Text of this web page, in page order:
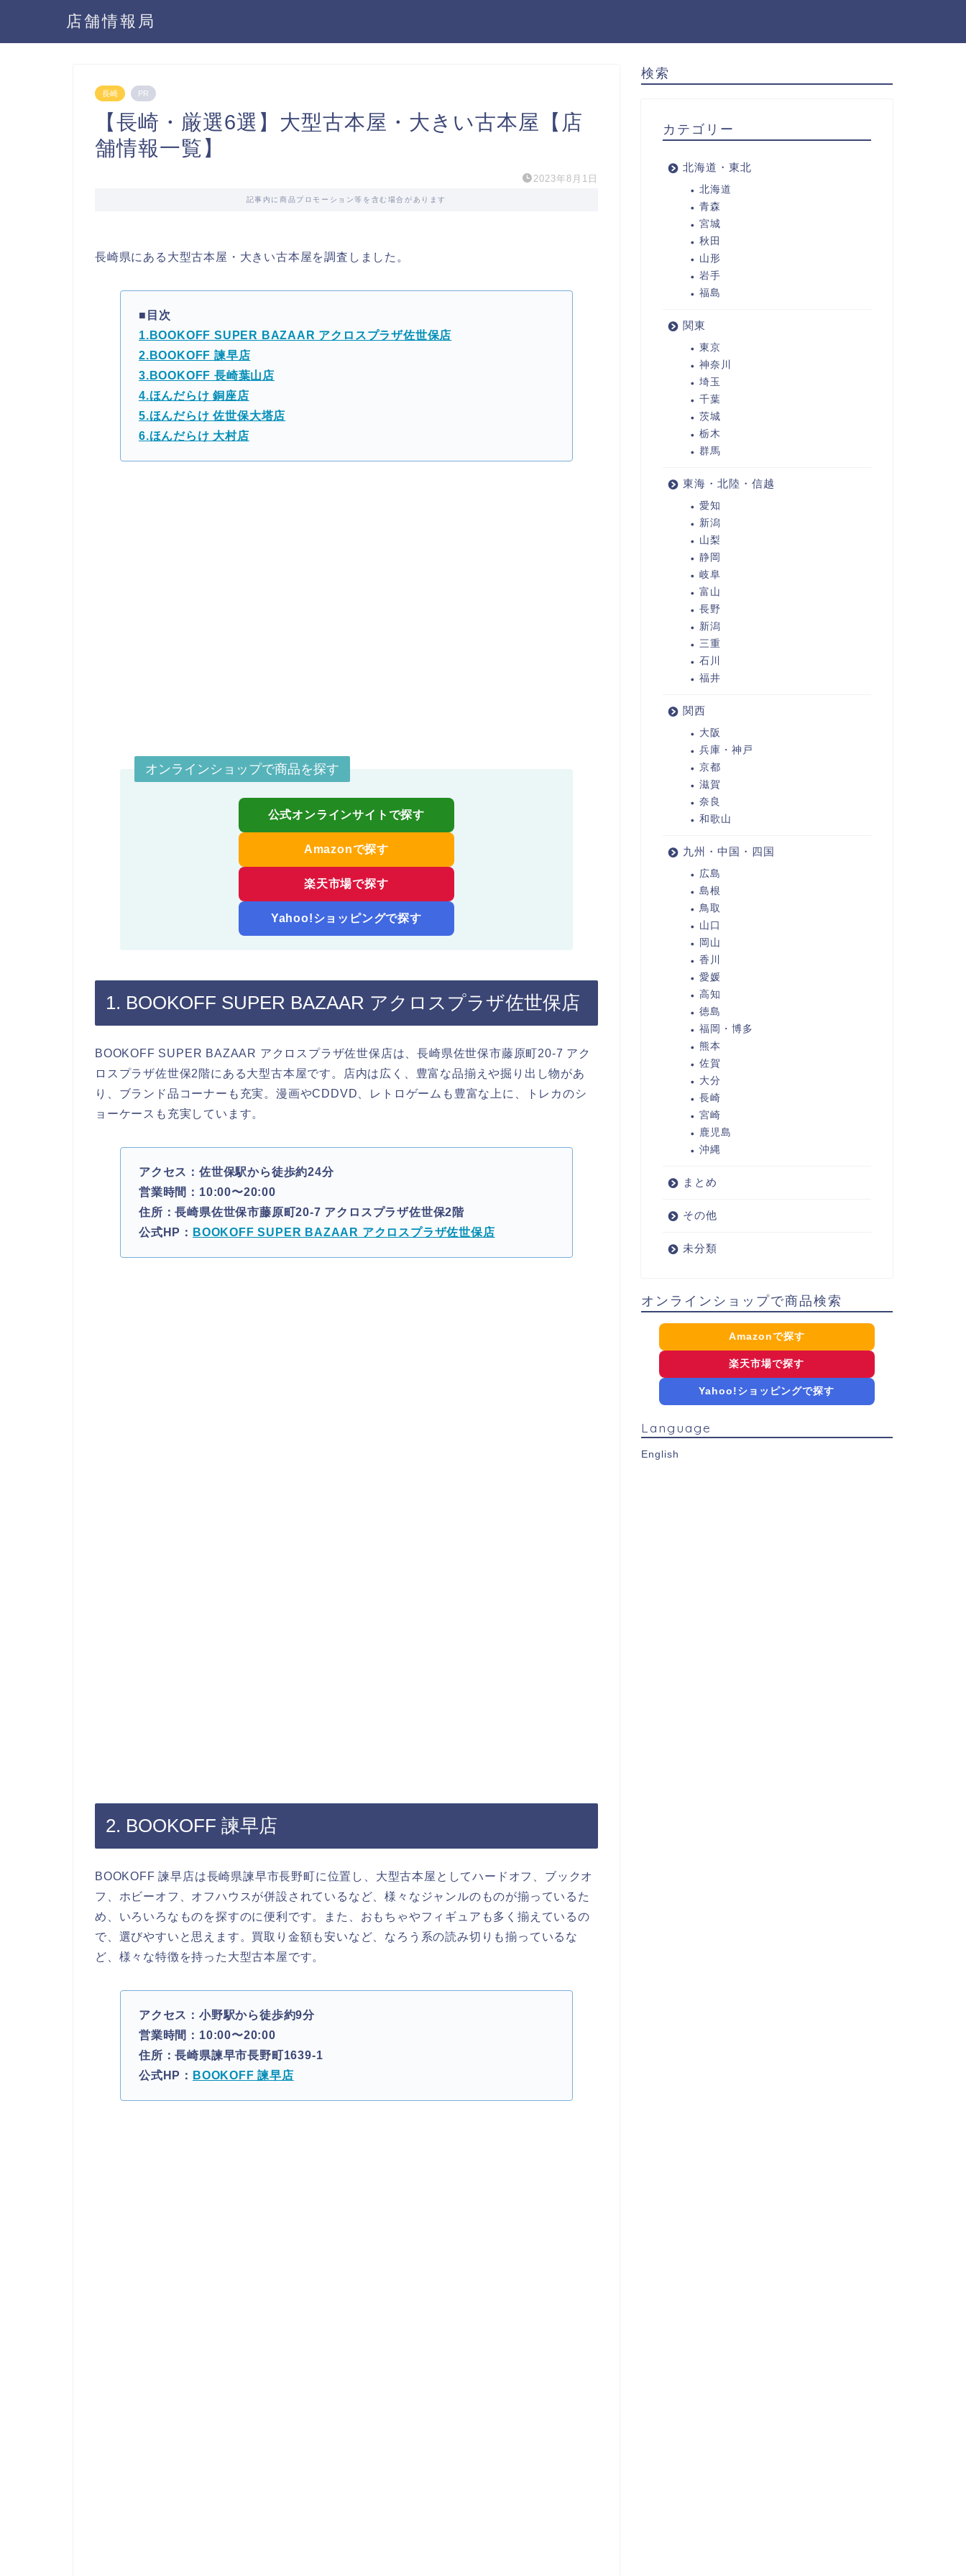
店舗情報局
長崎 PR
【長崎・厳選6選】大型古本屋・大きい古本屋【店
舗情報一覧】
2023年8月1日
記事内に商品プロモーション等を含む場合があります
長崎県にある大型古本屋・大きい古本屋を調査しました。
■目次
1.BOOKOFF SUPER BAZAAR アクロスプラザ佐世保店
2.BOOKOFF 諫早店
3.BOOKOFF 長崎葉山店
4.ほんだらけ 銅座店
5.ほんだらけ 佐世保大塔店
6.ほんだらけ 大村店
オンラインショップで商品を探す
公式オンラインサイトで探す
Amazonで探す
楽天市場で探す
Yahoo!ショッピングで探す
1. BOOKOFF SUPER BAZAAR アクロスプラザ佐世保店
BOOKOFF SUPER BAZAAR アクロスプラザ佐世保店は、長崎県佐世保市藤原町20-7 アク
ロスプラザ佐世保2階にある大型古本屋です。店内は広く、豊富な品揃えや掘り出し物があ
り、ブランド品コーナーも充実。漫画やCDDVD、レトロゲームも豊富な上に、トレカのシ
ョーケースも充実しています。
アクセス：佐世保駅から徒歩約24分
営業時間：10:00〜20:00
住所：長崎県佐世保市藤原町20-7 アクロスプラザ佐世保2階
公式HP： BOOKOFF SUPER BAZAAR アクロスプラザ佐世保店
2. BOOKOFF 諫早店
BOOKOFF 諫早店は長崎県諫早市長野町に位置し、大型古本屋としてハードオフ、ブックオ
フ、ホビーオフ、オフハウスが併設されているなど、様々なジャンルのものが揃っているた
め、いろいろなものを探すのに便利です。また、おもちゃやフィギュアも多く揃えているの
で、選びやすいと思えます。買取り金額も安いなど、なろう系の読み切りも揃っているな
ど、様々な特徴を持った大型古本屋です。
アクセス：小野駅から徒歩約9分
営業時間：10:00〜20:00
住所：長崎県諫早市長野町1639-1
公式HP： BOOKOFF 諫早店
検索
カテゴリー
北海道・東北
北海道
青森
宮城
秋田
山形
岩手
福島
関東
東京
神奈川
埼玉
千葉
茨城
栃木
群馬
東海・北陸・信越
愛知
新潟
山梨
静岡
岐阜
富山
長野
新潟
三重
石川
福井
関西
大阪
兵庫・神戸
京都
滋賀
奈良
和歌山
九州・中国・四国
広島
島根
鳥取
山口
岡山
香川
愛媛
高知
徳島
福岡・博多
熊本
佐賀
大分
長崎
宮崎
鹿児島
沖縄
まとめ
その他
未分類
オンラインショップで商品検索
Amazonで探す
楽天市場で探す
Yahoo!ショッピングで探す
Language
English